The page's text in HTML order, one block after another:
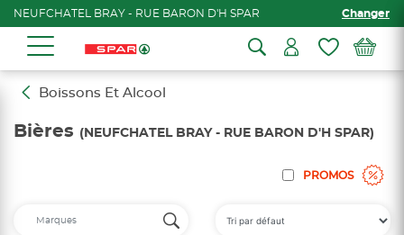
NEUFCHATEL BRAY - RUE BARON D'H SPAR Changer
Boissons Et Alcool
Bières (NEUFCHATEL BRAY - RUE BARON D'H SPAR)
PROMOS